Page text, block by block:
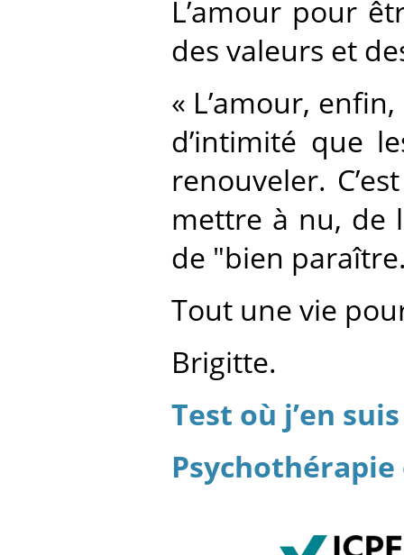
L’amour pour
des valeurs et
« L’amour,
d’intimité que
renouveler.
mettre à nu, de
de "bien
Tout une vie
Brigitte.
Test où j’en
Psychothérapie